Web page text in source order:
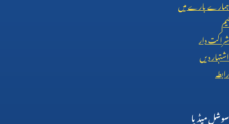
ہمارے بارے میں
ٹیم
شراکت دار
اشتہار دیں
رابطہ
سوشل میڈیا